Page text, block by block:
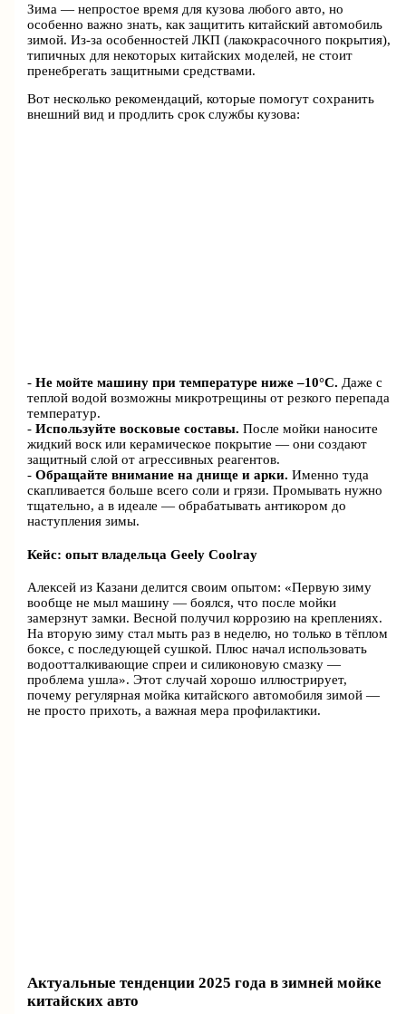
Зима — непростое время для кузова любого авто, но
особенно важно знать, как защитить китайский автомобиль
зимой. Из-за особенностей ЛКП (лакокрасочного покрытия),
типичных для некоторых китайских моделей, не стоит
пренебрегать защитными средствами.
Вот несколько рекомендаций, которые помогут сохранить
внешний вид и продлить срок службы кузова:
-Не мойте машину при температуре ниже –10°C. Даже с
теплой водой возможны микротрещины от резкого перепада
температур.
-Используйте восковые составы. После мойки наносите
жидкий воск или керамическое покрытие — они создают
защитный слой от агрессивных реагентов.
-Обращайте внимание на днище и арки. Именно туда
скапливается больше всего соли и грязи. Промывать нужно
тщательно, а в идеале — обрабатывать антикором до
наступления зимы.
Кейс: опыт владельца Geely Coolray
Алексей из Казани делится своим опытом: «Первую зиму
вообще не мыл машину — боялся, что после мойки
замерзнут замки. Весной получил коррозию на креплениях.
На вторую зиму стал мыть раз в неделю, но только в тёплом
боксе, с последующей сушкой. Плюс начал использовать
водоотталкивающие спреи и силиконовую смазку —
проблема ушла». Этот случай хорошо иллюстрирует,
почему регулярная мойка китайского автомобиля зимой —
не просто прихоть, а важная мера профилактики.
Актуальные тенденции 2025 года в зимней мойке
китайских авто